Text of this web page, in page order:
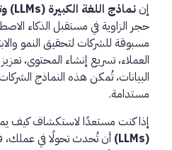
إننماذج اللغة الكبيرة (LLMs) وتطبيقاتها البرمجية
حجر الزاوية في مستقبل الذكاء
مسبوقة للشركات لتحقيق النمو
العملاء، تسريع إنشاء المحتوى،
البيانات، تُمكن هذه النماذج
مستدامة.
إذا كنت مستعدًا لاستكشاف كيف
(LLMs)
أن تُحدث تحولًا في عملك،